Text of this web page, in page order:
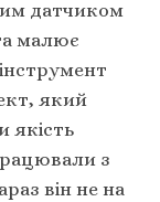
датчиком
малює
який
якість
з
він не на